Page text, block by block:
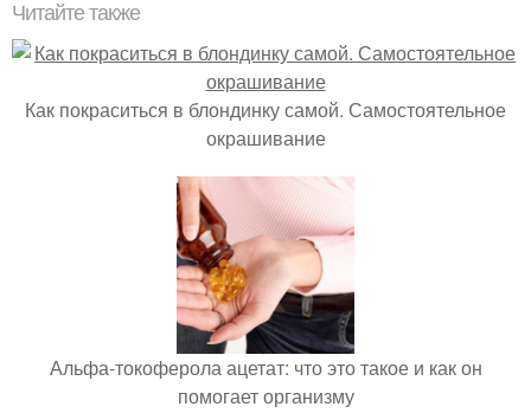
Читайте также
Как покраситься в блондинку самой. Самостоятельное
окрашивание
Альфа-токоферола ацетат: что это такое и как он
помогает организму